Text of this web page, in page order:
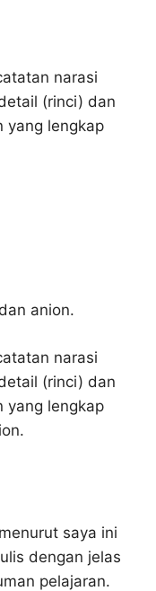
narasi
(rinci) dan
yang lengkap
anion.
narasi
(rinci) dan
yang lengkap
menurut saya ini
dengan jelas
pelajaran.